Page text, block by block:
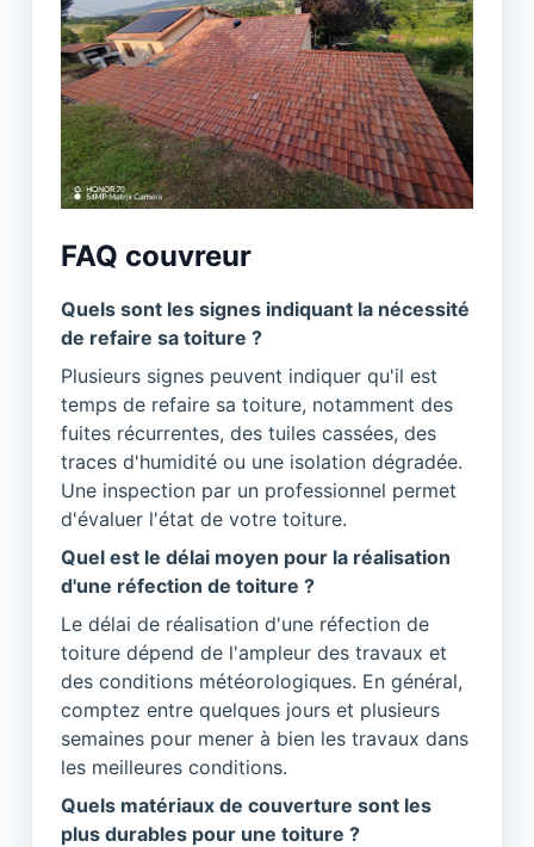
FAQ couvreur
Quels sont les signes indiquant la nécessité
de refaire sa toiture ?
Plusieurs signes peuvent indiquer qu'il est
temps de refaire sa toiture, notamment des
fuites récurrentes, des tuiles cassées, des
traces d'humidité ou une isolation dégradée.
Une inspection par un professionnel permet
d'évaluer l'état de votre toiture.
Quel est le délai moyen pour la réalisation
d'une réfection de toiture ?
Le délai de réalisation d'une réfection de
toiture dépend de l'ampleur des travaux et
des conditions météorologiques. En général,
comptez entre quelques jours et plusieurs
semaines pour mener à bien les travaux dans
les meilleures conditions.
Quels matériaux de couverture sont les
plus durables pour une toiture ?